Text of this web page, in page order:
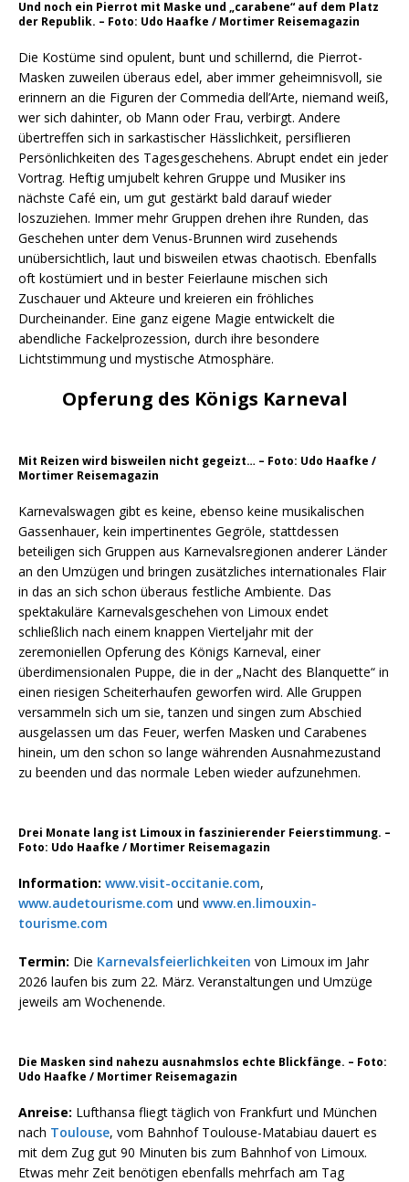
Und noch ein Pierrot mit Maske und „carabene“ auf dem Platz
der Republik. – Foto: Udo Haafke / Mortimer Reisemagazin
Die Kostüme sind opulent, bunt und schillernd, die Pierrot-
Masken zuweilen überaus edel, aber immer geheimnisvoll, sie
erinnern an die Figuren der Commedia dell’Arte, niemand weiß,
wer sich dahinter, ob Mann oder Frau, verbirgt. Andere
übertreffen sich in sarkastischer Hässlichkeit, persiflieren
Persönlichkeiten des Tagesgeschehens. Abrupt endet ein jeder
Vortrag. Heftig umjubelt kehren Gruppe und Musiker ins
nächste Café ein, um gut gestärkt bald darauf wieder
loszuziehen. Immer mehr Gruppen drehen ihre Runden, das
Geschehen unter dem Venus-Brunnen wird zusehends
unübersichtlich, laut und bisweilen etwas chaotisch. Ebenfalls
oft kostümiert und in bester Feierlaune mischen sich
Zuschauer und Akteure und kreieren ein fröhliches
Durcheinander. Eine ganz eigene Magie entwickelt die
abendliche Fackelprozession, durch ihre besondere
Lichtstimmung und mystische Atmosphäre.
Opferung des Königs Karneval
Mit Reizen wird bisweilen nicht gegeizt… – Foto: Udo Haafke /
Mortimer Reisemagazin
Karnevalswagen gibt es keine, ebenso keine musikalischen
Gassenhauer, kein impertinentes Gegröle, stattdessen
beteiligen sich Gruppen aus Karnevalsregionen anderer Länder
an den Umzügen und bringen zusätzliches internationales Flair
in das an sich schon überaus festliche Ambiente. Das
spektakuläre Karnevalsgeschehen von Limoux endet
schließlich nach einem knappen Vierteljahr mit der
zeremoniellen Opferung des Königs Karneval, einer
überdimensionalen Puppe, die in der „Nacht des Blanquette“ in
einen riesigen Scheiterhaufen geworfen wird. Alle Gruppen
versammeln sich um sie, tanzen und singen zum Abschied
ausgelassen um das Feuer, werfen Masken und Carabenes
hinein, um den schon so lange währenden Ausnahmezustand
zu beenden und das normale Leben wieder aufzunehmen.
Drei Monate lang ist Limoux in faszinierender Feierstimmung. –
Foto: Udo Haafke / Mortimer Reisemagazin
Information: www.visit-occitanie.com,
www.audetourisme.com und www.en.limouxin-
tourisme.com
Termin: Die Karnevalsfeierlichkeiten von Limoux im Jahr
2026 laufen bis zum 22. März. Veranstaltungen und Umzüge
jeweils am Wochenende.
Die Masken sind nahezu ausnahmslos echte Blickfänge. – Foto:
Udo Haafke / Mortimer Reisemagazin
Anreise: Lufthansa fliegt täglich von Frankfurt und München
nach Toulouse, vom Bahnhof Toulouse-Matabiau dauert es
mit dem Zug gut 90 Minuten bis zum Bahnhof von Limoux.
Etwas mehr Zeit benötigen ebenfalls mehrfach am Tag